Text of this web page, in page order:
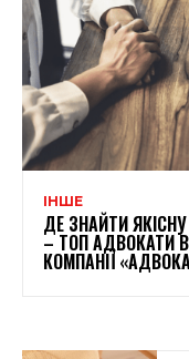
ІНШЕ
ДЕ ЗНАЙТИ
– ТОП АДВОКАТИ
КОМПАНІЇ